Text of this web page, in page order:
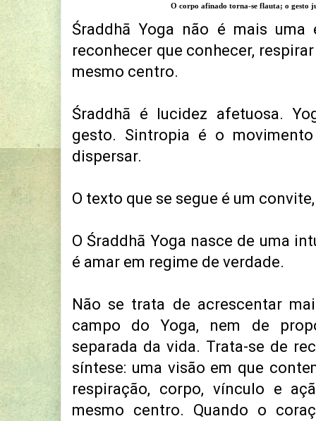
O corpo afinado torna-se flauta; o gesto
Śraddhā Yoga não é mais
reconhecer que conhecer,
mesmo centro.
Śraddhā é lucidez afetuosa.
gesto. Sintropia é o
dispersar.
O texto que se segue é um
O Śraddhā Yoga nasce de uma
é amar em regime de verdade.
Não se trata de acrescentar
campo do Yoga, nem de
separada da vida. Trata-se de
síntese: uma visão em que
respiração, corpo, vínculo e
mesmo centro. Quando o